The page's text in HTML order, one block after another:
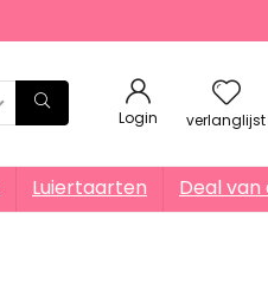
Login verlanglijst
Luiertaarten Deal van